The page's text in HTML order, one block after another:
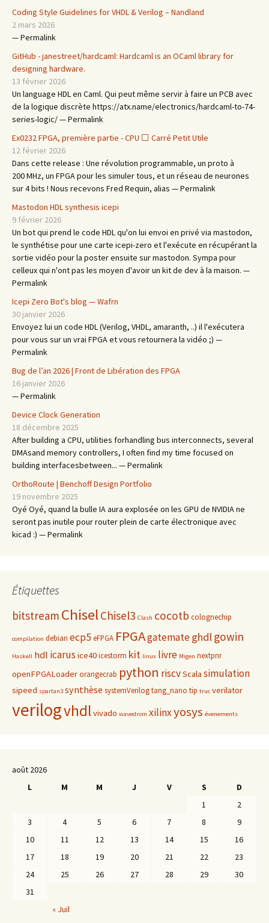
Coding Style Guidelines for VHDL & Verilog – Nandland
2 mars 2026
— Permalink
GitHub - janestreet/hardcaml: Hardcaml is an OCaml library for
designing hardware.
13 février 2026
Un language HDL en Caml. Qui peut même servir à faire un PCB avec
de la logique discrète https://atx.name/electronics/hardcaml-to-74-
series-logic/ — Permalink
Ex0232 FPGA, première partie - CPU ⬜ Carré Petit Utile
12 février 2026
Dans cette release : Une révolution programmable, un proto à
200 MHz, un FPGA pour les simuler tous, et un réseau de neurones
sur 4 bits ! Nous recevons Fred Requin, alias — Permalink
Mastodon HDL synthesis icepi
9 février 2026
Un bot qui prend le code HDL qu'on lui envoi en privé via mastodon,
le synthétise pour une carte icepi-zero et l'exécute en récupérant la
sortie vidéo pour la poster ensuite sur mastodon. Sympa pour
celleux qui n'ont pas les moyen d'avoir un kit de dev à la maison. —
Permalink
Icepi Zero Bot's blog — Wafrn
30 janvier 2026
Envoyez lui un code HDL (Verilog, VHDL, amaranth, ..) il l'exécutera
pour vous sur un vrai FPGA et vous retournera la vidéo ;) —
Permalink
Bug de l’an 2026 | Front de Libération des FPGA
16 janvier 2026
— Permalink
Device Clock Generation
18 décembre 2025
After building a CPU, utilities forhandling bus interconnects, several
DMAsand memory controllers, I often find my time focused on
building interfacesbetween... — Permalink
OrthoRoute | Benchoff Design Portfolio
19 novembre 2025
Oyé Oyé, quand la bulle IA aura explosée on les GPU de NVIDIA ne
seront pas inutile pour router plein de carte électronique avec
kicad :) — Permalink
Étiquettes
bitstream ChiselChisel3 Clash cocotb colognechip
compilation debian ecp5eFPGA FPGAgatemateghdlgowin
Haskell hdl icarusice40icestorm kit linux livre Migen nextpnr
openFPGALoaderorangecrab python riscvScala simulation
sipeed spartan3 synthèse systemVerilogtang_nano tip truc verilator
verilogvhdlvivado wavedrom xilinxyosys évenements
août 2026
L
M M J V S
D
1
2
3
4 5 6 7 8
9
10
11 12 13 14 15
16
17
18 19 20 21 22
23
24
25 26 27 28 29
30
31
« Juil